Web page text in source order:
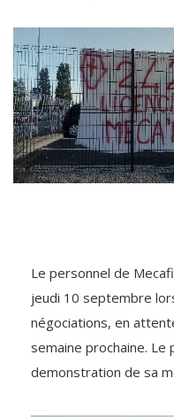
Le personnel de
jeudi 10 septembre
négociations, en
semaine prochaine. Le
demonstration de sa